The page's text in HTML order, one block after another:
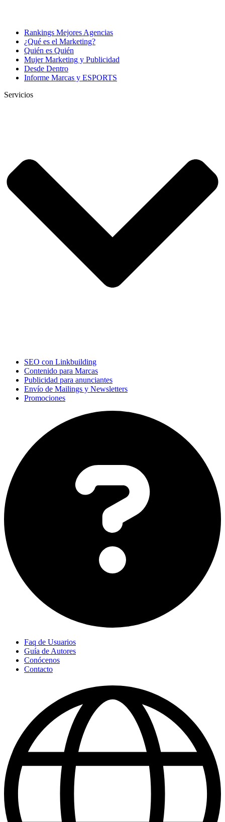
Rankings Mejores Agencias
¿Qué es el Marketing?
Quién es Quién
Mujer Marketing y Publicidad
Desde Dentro
Informe Marcas y ESPORTS
Servicios
SEO con Linkbuilding
Contenido para Marcas
Publicidad para anunciantes
Envío de Mailings y Newsletters
Promociones
Faq de Usuarios
Guía de Autores
Conócenos
Contacto